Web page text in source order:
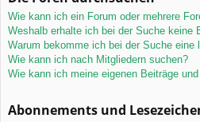
Wie kann ich ein Forum oder mehrere
Weshalb erhalte ich bei der Suche keine
Warum bekomme ich bei der Suche eine
Wie kann ich nach Mitgliedern suchen?
Wie kann ich meine eigenen Beiträge
Abonnements und